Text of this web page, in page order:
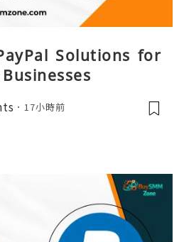
Solutions for
17小時前